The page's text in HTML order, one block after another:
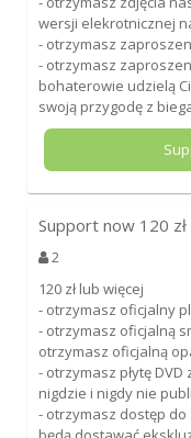
wersji elekrotnicznej
- otrzymasz
- otrzymasz
bohaterowie udzielą
swoją przygodę z
Support now 120
2
120 zł lub więcej
- otrzymasz oficjalny
- otrzymasz oficjalną
otrzymasz oficjalną
- otrzymasz płytę
nigdzie i nigdy nie
- otrzymasz dostęp